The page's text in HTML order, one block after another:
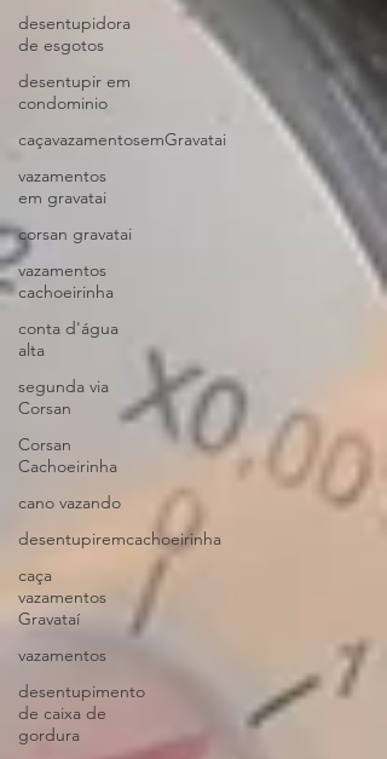
desentupidora
de esgotos
desentupir em
condominio
caçavazamentosemGravatai
vazamentos
em gravatai
corsan gravatai
vazamentos
cachoeirinha
conta d'água
alta
segunda via
Corsan
Corsan
Cachoeirinha
cano vazando
desentupiremcachoeirinha
caça
vazamentos
Gravataí
vazamentos
desentupimento
de caixa de
gordura